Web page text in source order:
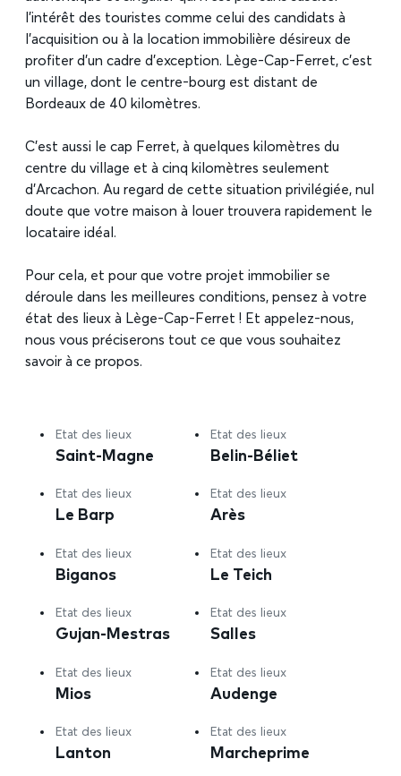
l’intérêt des touristes comme celui des candidats à
l’acquisition ou à la location immobilière désireux de
profiter d’un cadre d’exception. Lège-Cap-Ferret, c’est
un village, dont le centre-bourg est distant de
Bordeaux de 40 kilomètres.
C’est aussi le cap Ferret, à quelques kilomètres du
centre du village et à cinq kilomètres seulement
d’Arcachon. Au regard de cette situation privilégiée, nul
doute que votre maison à louer trouvera rapidement le
locataire idéal.
Pour cela, et pour que votre projet immobilier se
déroule dans les meilleures conditions, pensez à votre
état des lieux à Lège-Cap-Ferret ! Et appelez-nous,
nous vous préciserons tout ce que vous souhaitez
savoir à ce propos.
Etat des lieux
Saint-Magne
Etat des lieux
Belin-Béliet
Etat des lieux
Le Barp
Etat des lieux
Arès
Etat des lieux
Biganos
Etat des lieux
Le Teich
Etat des lieux
Gujan-Mestras
Etat des lieux
Salles
Etat des lieux
Mios
Etat des lieux
Audenge
Etat des lieux
Lanton
Etat des lieux
Marcheprime